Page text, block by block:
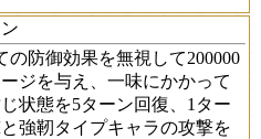
の防御効果を無視して200000
ジを与え、一味にかかって
状態を5ターン回復、1ター
強靭タイプキャラの攻撃を